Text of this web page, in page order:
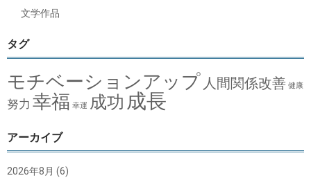
文学作品
タグ
モチベーションアップ 人間関係改善 健康
努力 幸福 幸運 成功 成長
アーカイブ
2026年8月 (6)